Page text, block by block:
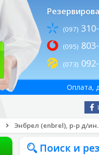
(097)
(095)
(073)
Оплата,
Энбрел (enbrel), р-р д/
Поиск и